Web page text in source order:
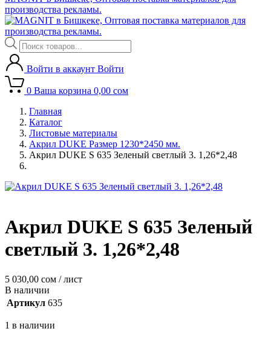
производства рекламы.
Поиск
товаров
Войти в аккаунт Войти
0 Ваша корзина 0,00 сом
Главная
Каталог
Листовые материалы
Акрил DUKE Размер 1230*2450 мм.
Акрил DUKE S 635 Зеленый светлый 3. 1,26*2,48
Акрил DUKE S 635 Зеленый
светлый 3. 1,26*2,48
5 030,00 сом / лист
В наличии
Артикул 635
1 в наличии